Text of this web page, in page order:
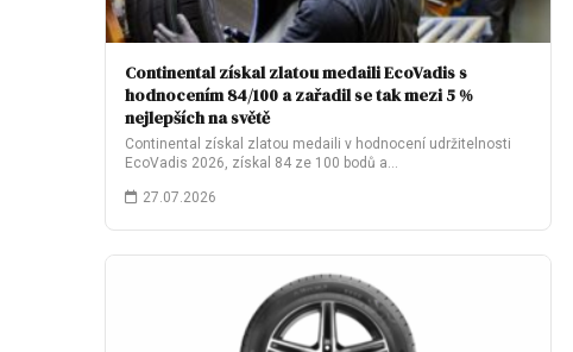
Continental získal zlatou medaili EcoVadis s
hodnocením 84/100 a zařadil se tak mezi 5 %
nejlepších na světě
Continental získal zlatou medaili v hodnocení udržitelnosti
EcoVadis 2026, získal 84 ze 100 bodů a…
27.07.2026